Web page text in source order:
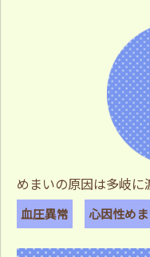
めまいの原因は多岐に
血圧異常 心因性め